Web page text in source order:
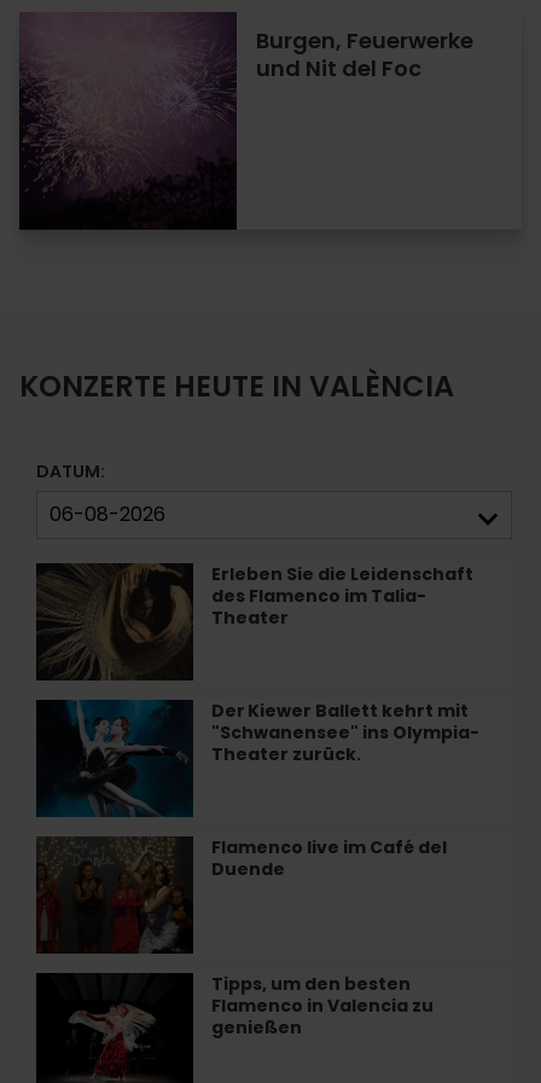
Burgen, Feuerwerke
und Nit del Foc
KONZERTE HEUTE IN VALÈNCIA
DATUM:
Erleben Sie die Leidenschaft
des Flamenco im Talia-
Theater
Erleben
Sie
die
Leidenschaft
des
Flamenco
Talia-
Theater
Der Kiewer Ballett kehrt mit
"Schwanensee" ins Olympia-
Theater zurück.
Der Kiewer
Ballett
"Schwanensee"
ins
Olympia-
Theater
zurück.
Flamenco live im Café del
Duende
Flamenco
live
im
del
Duende
Tipps, um den besten
Flamenco in Valencia zu
genießen
besten